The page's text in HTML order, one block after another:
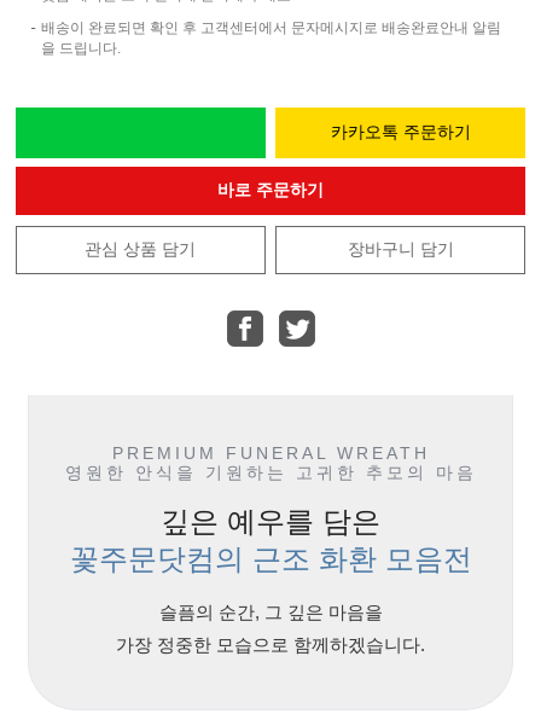
배송이 완료되면 확인 후 고객센터에서 문자메시지로 배송완료안내 알림
을 드립니다.
카카오톡 주문하기
바로 주문하기
관심 상품 담기 장바구니 담기
PREMIUM FUNERAL WREATH
영원한 안식을 기원하는 고귀한 추모의 마음
깊은 예우를 담은
꽃주문닷컴의 근조 화환 모음전
슬픔의 순간, 그 깊은 마음을
가장 정중한 모습으로 함께하겠습니다.